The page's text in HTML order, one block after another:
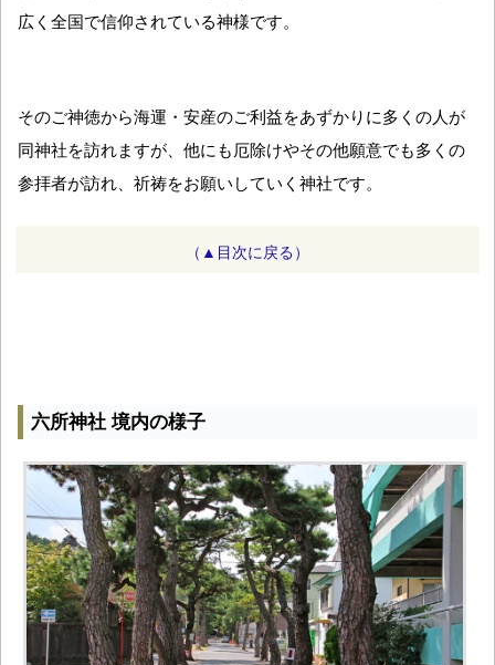
広く全国で信仰されている神様です。
そのご神徳から海運・安産のご利益をあずかりに多くの人が
同神社を訪れますが、他にも厄除けやその他願意でも多くの
参拝者が訪れ、祈祷をお願いしていく神社です。
（▲目次に戻る）
六所神社 境内の様子